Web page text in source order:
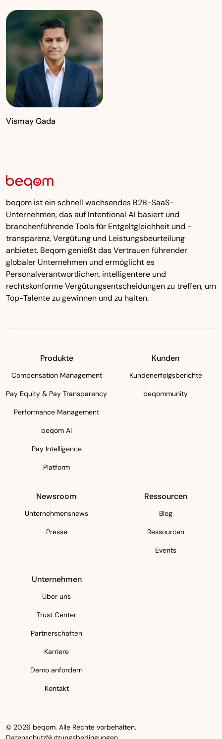
Vismay Gada
beqom ist ein schnell wachsendes B2B-SaaS-
Unternehmen, das auf Intentional AI basiert und
branchenführende Tools für Entgeltgleichheit und -
transparenz, Vergütung und Leistungsbeurteilung
anbietet. Beqom genießt das Vertrauen führender
globaler Unternehmen und ermöglicht es
Personalverantwortlichen, intelligentere und
rechtskonforme Vergütungsentscheidungen zu treffen, um
Top-Talente zu gewinnen und zu halten.
Produkte
Compensation Management
Pay Equity & Pay Transparency
Performance Management
beqom AI
Pay Intelligence
Platform
Kunden
Kundenerfolgsberichte
beqommunity
Newsroom
Unternehmensnews
Presse
Ressourcen
Blog
Ressourcen
Events
Unternehmen
Über uns
Trust Center
Partnerschaften
Karriere
Demo anfordern
Kontakt
© 2026 beqom. Alle Rechte vorbehalten.